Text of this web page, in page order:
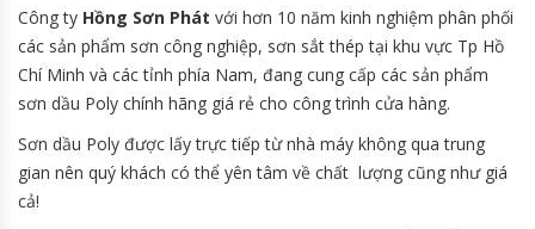
Công ty Hồng Sơn Phát với hơn 10 năm kinh nghiệm phân phối
các sản phẩm sơn công nghiệp, sơn sắt thép tại khu vực Tp Hồ
Chí Minh và các tỉnh phía Nam, đang cung cấp các sản phẩm
sơn dầu Poly chính hãng giá rẻ cho công trình cửa hàng.
Sơn dầu Poly được lấy trực tiếp từ nhà máy không qua trung
gian nên quý khách có thể yên tâm về chất lượng cũng như giá
cả!